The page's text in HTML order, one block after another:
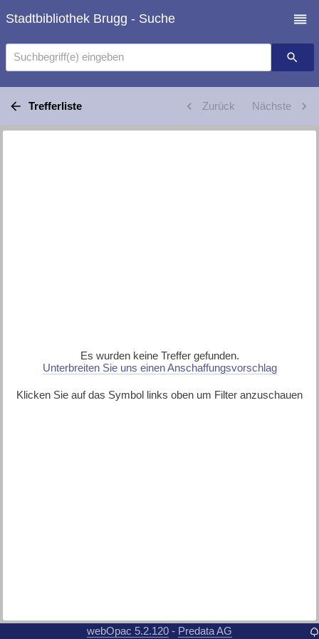
Stadtbibliothek Brugg - Suche
Suchbegriff(e) eingeben
Trefferliste Zurück Nächste
Es wurden keine Treffer gefunden.
Unterbreiten Sie uns einen Anschaffungsvorschlag
Klicken Sie auf das Symbol links oben um Filter anzuschauen
webOpac 5.2.120 - Predata AG